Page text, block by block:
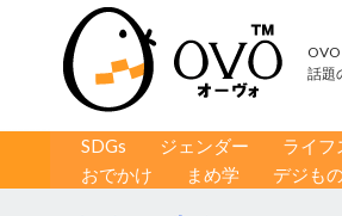
話題
コンテンツへ移動
SDGs ジェンダー ライフ
おでかけ
まめ学 デジも